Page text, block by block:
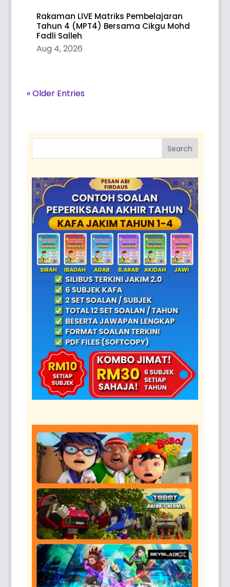
Rakaman LIVE Matriks Pembelajaran
Tahun 4 (MPT4) Bersama Cikgu Mohd
Fadli Salleh
Aug 4, 2026
« Older Entries